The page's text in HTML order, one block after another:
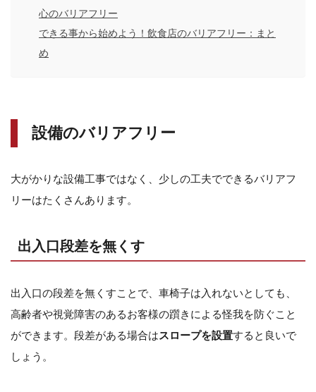
心のバリアフリー
できる事から始めよう！飲食店のバリアフリー：まと
め
設備のバリアフリー
大がかりな設備工事ではなく、少しの工夫でできるバリアフ
リーはたくさんあります。
出入口段差を無くす
出入口の段差を無くすことで、車椅子は入れないとしても、
高齢者や視覚障害のあるお客様の躓きによる怪我を防ぐこと
ができます。段差がある場合はスロープを設置すると良いで
しょう。